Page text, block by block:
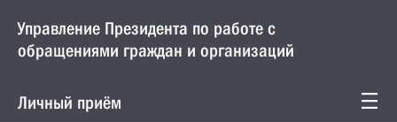
Управление Президента по работе с
обращениями граждан и организаций
Личный приём